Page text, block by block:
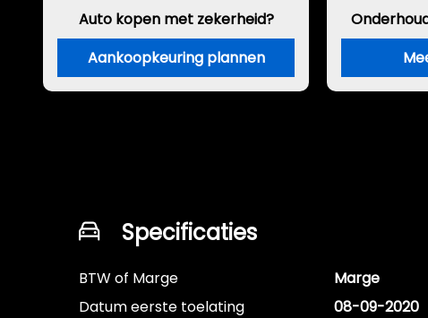
Auto kopen met zekerheid?
Aankoopkeuring plannen
Specificaties
BTW of Marge
Marge
Datum eerste toelating
08-09-2020